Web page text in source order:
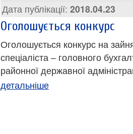
Дата публікації: 2018.04.23
Оголошується конкурс
Оголошується конкурс на
спеціаліста – головного
районної державної
детальніше